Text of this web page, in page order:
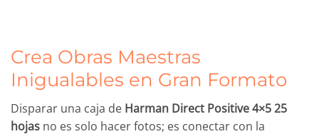
Crea Obras Maestras
Inigualables en Gran Formato
Disparar una caja de Harman Direct Positive 4×5 25
hojas no es solo hacer fotos; es conectar con la